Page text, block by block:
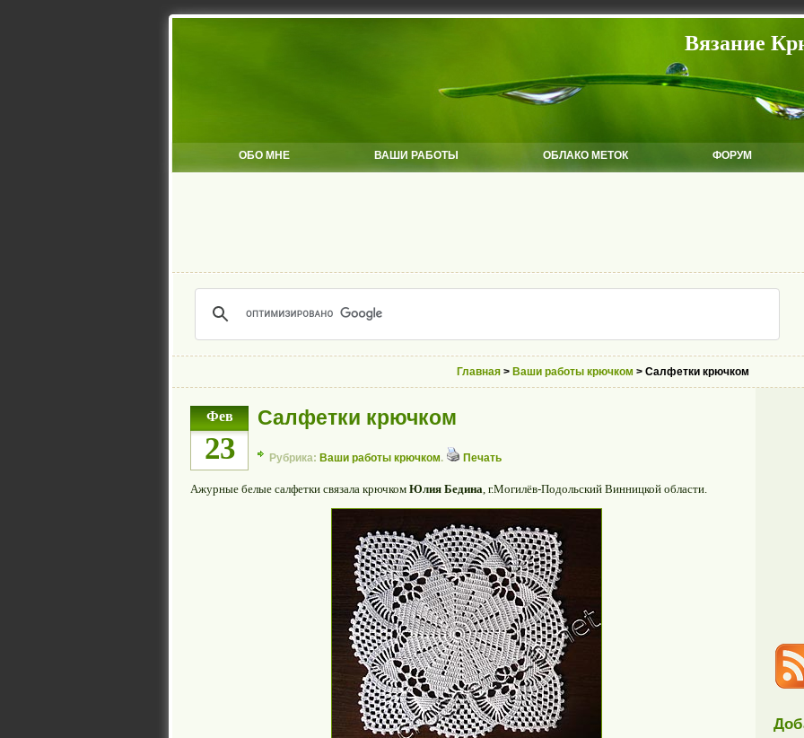
Вязание
ОБО МНЕ ВАШИ РАБОТЫ ОБЛАКО МЕТОК ФОРУМ
Главная > Ваши работы крючком > Салфетки крючком
Фев
23
Салфетки крючком
Рубрика: Ваши работы крючком. Печать
Ажурные белые салфетки связала крючком Юлия Бедина, г.Могилёв-Подольский Винницкой области.